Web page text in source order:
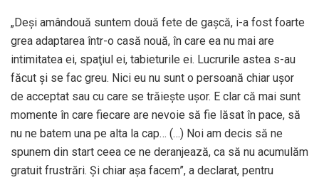
„Deşi amândouă suntem două fete de gaşcă, i-a fost foarte
grea adaptarea într-o casă nouă, în care ea nu mai are
intimitatea ei, spaţiul ei, tabieturile ei. Lucrurile astea s-au
făcut şi se fac greu. Nici eu nu sunt o persoană chiar uşor
de acceptat sau cu care se trăieşte uşor. E clar că mai sunt
momente în care fiecare are nevoie să fie lăsat în pace, să
nu ne batem una pe alta la cap… (…) Noi am decis să ne
spunem din start ceea ce ne deranjează, ca să nu acumulăm
gratuit frustrări. Şi chiar aşa facem”, a declarat, pentru